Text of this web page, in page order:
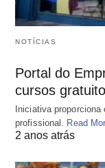
NOTÍCIAS
Portal do
cursos
Iniciativa
profissional.
Read
2 anos atrás